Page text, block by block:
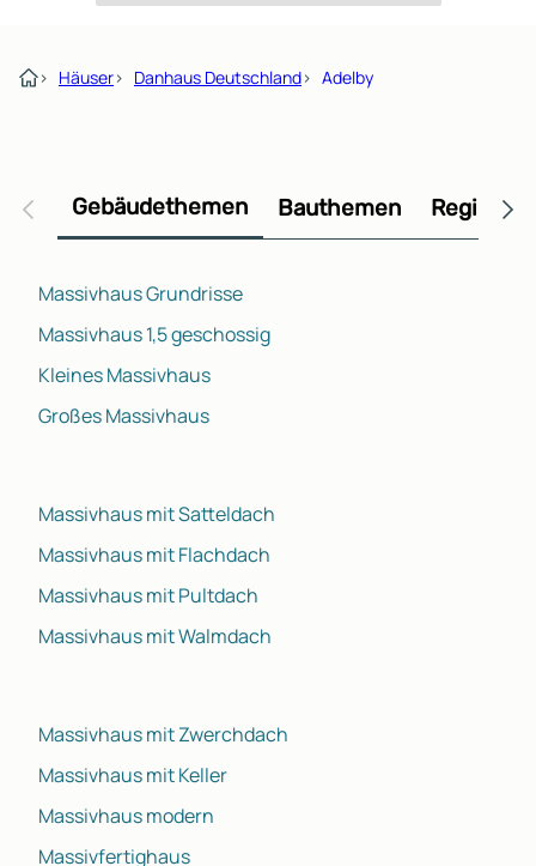
› Häuser› Danhaus Deutschland› Adelby
Gebäudethemen Bauthemen
Massivhaus Grundrisse
Massivhaus 1,5 geschossig
Kleines Massivhaus
Großes Massivhaus
Massivhaus mit Satteldach
Massivhaus mit Flachdach
Massivhaus mit Pultdach
Massivhaus mit Walmdach
Massivhaus mit Zwerchdach
Massivhaus mit Keller
Massivhaus modern
Massivfertighaus